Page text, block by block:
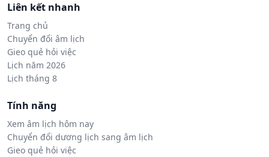
Liên kết nhanh
Trang chủ
Chuyển đổi âm lịch
Gieo quẻ hỏi việc
Lịch năm 2026
Lịch tháng 8
Tính năng
Xem âm lịch hôm nay
Chuyển đổi dương lịch sang âm lịch
Gieo quẻ hỏi việc